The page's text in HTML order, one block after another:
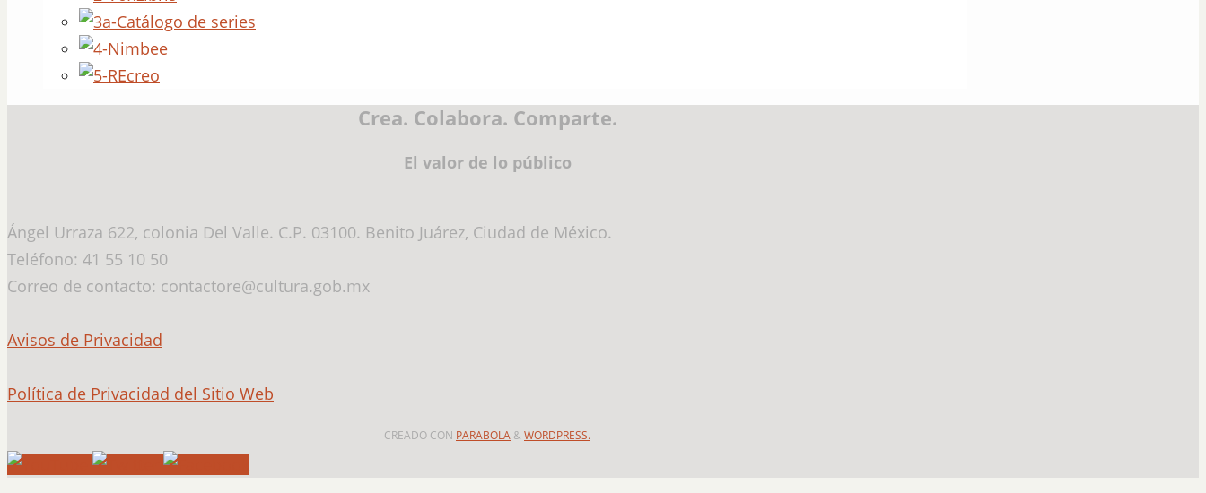
Crea. Colabora. Comparte.
El valor de lo público
Ángel Urraza 622, colonia Del Valle. C.P. 03100. Benito Juárez, Ciudad de México.
Teléfono: 41 55 10 50
Correo de contacto: contactore@cultura.gob.mx
Avisos de Privacidad
Política de Privacidad del Sitio Web
CREADO CON PARABOLA & WORDPRESS.